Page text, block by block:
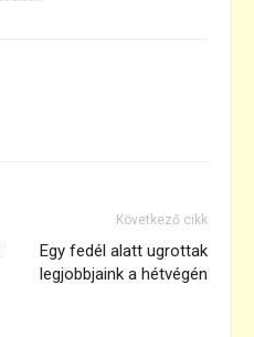
Következő cikk
Egy fedél alatt ugrottak
legjobbjaink a hétvégén